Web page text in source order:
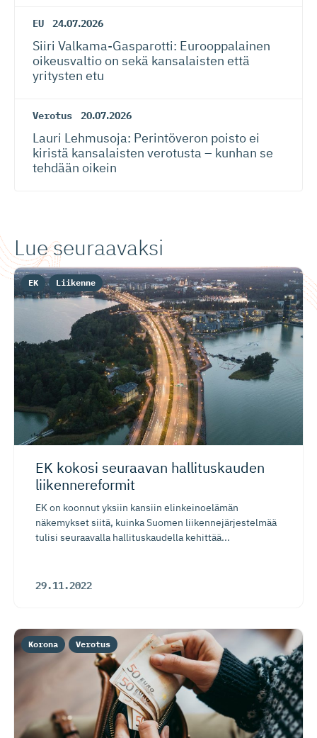
EU 24.07.2026
Siiri Valkama-Gas­pa­rotti: Eurooppalainen
oikeusvaltio on sekä kansalaisten että
yritysten etu
Verotus 20.07.2026
Lauri Lehmusoja: Perintöveron poisto ei
kiristä kansalaisten verotusta – kunhan se
tehdään oikein
Lue seuraavaksi
EK kokosi seuraavan hallituskauden
liikennereformit
EK on koonnut yksiin kansiin elinkeinoelämän
näkemykset siitä, kuinka Suomen liikennejärjestelmää
tulisi seuraavalla hallituskaudella kehittää...
29.11.2022
EK Liikenne
Korona Verotus